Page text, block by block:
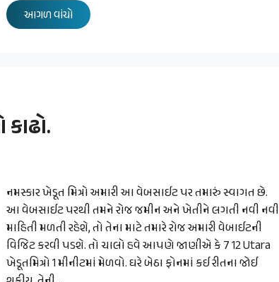
આગળ વાંચો
નમસ્કાર ખેડૂત મિત્રો અમારી આ વેબસાઈટ પર તમારું સ્વાગત છે.
આ વેબસાઈટ પરથી તમને રોજ જમીન અને ખેતીને લગતી નવી નવી
માહિતી મળતી રહેશે, તો તેના માટે તમારે રોજ અમારી વેબાઈટની
વિજિટ કરવી પડશે. તો ચાલો હવે આપણે જાણીએ કે 7 12 Utara
ખેડૂતમિત્રો 1 મીનીટમાં મેળવો. ઘરે બેઠા ફોનમાં કઈ રીતના જોઈ